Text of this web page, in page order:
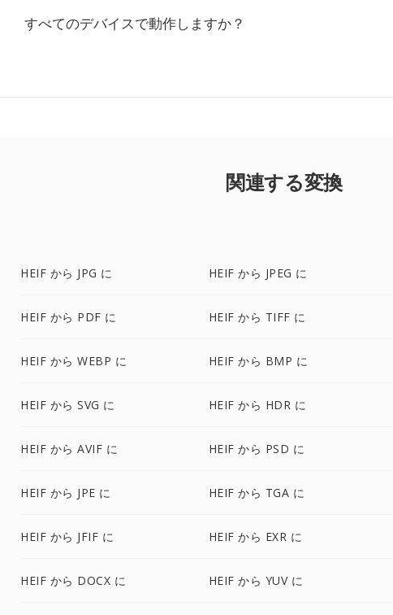
すべてのデバイスで動作しますか？
関連する変換
HEIF から JPG に HEIF から JPEG に
HEIF から PDF に HEIF から TIFF に
HEIF から WEBP に HEIF から BMP に
HEIF から SVG に HEIF から HDR に
HEIF から AVIF に HEIF から PSD に
HEIF から JPE に HEIF から TGA に
HEIF から JFIF に HEIF から EXR に
HEIF から DOCX に HEIF から YUV に